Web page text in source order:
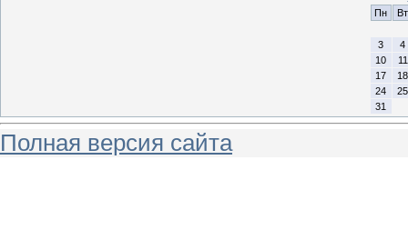
Пн
Вт
3
4
10
11
17
18
24
25
31
Полная версия сайта